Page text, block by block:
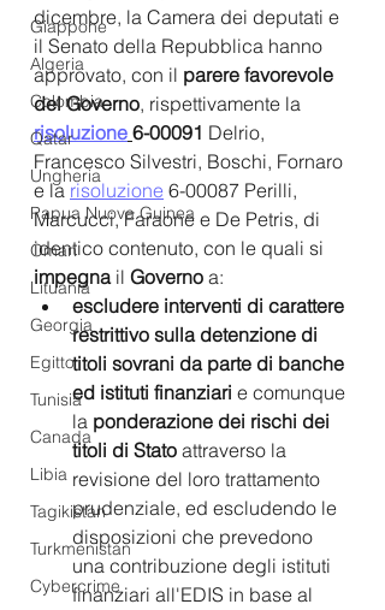
Giappone
Algeria
Colombia
Qatar
Ungheria
Papua Nuova Guinea
Oman
Lituania
Georgia
Egitto
Tunisia
Canada
Libia
Tagikistan
Turkmenistan
Cybercrime
dicembre, la Camera dei deputati e
il Senato della Repubblica hanno
approvato, con il parere favorevole
del Governo, rispettivamente la
risoluzione 6-00091 Delrio,
Francesco Silvestri, Boschi, Fornaro
e la risoluzione 6-00087 Perilli,
Marcucci, Faraone e De Petris, di
identico contenuto, con le quali si
impegna il Governo a:
escludere interventi di carattere
restrittivo sulla detenzione di
titoli sovrani da parte di banche
ed istituti finanziari e comunque
la ponderazione dei rischi dei
titoli di Stato attraverso la
revisione del loro trattamento
prudenziale, ed escludendo le
disposizioni che prevedono
una contribuzione degli istituti
finanziari all'EDIS in base al